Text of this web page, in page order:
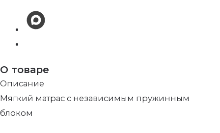
О товаре
Описание
Мягкий матрас с независимым пружинным
блоком